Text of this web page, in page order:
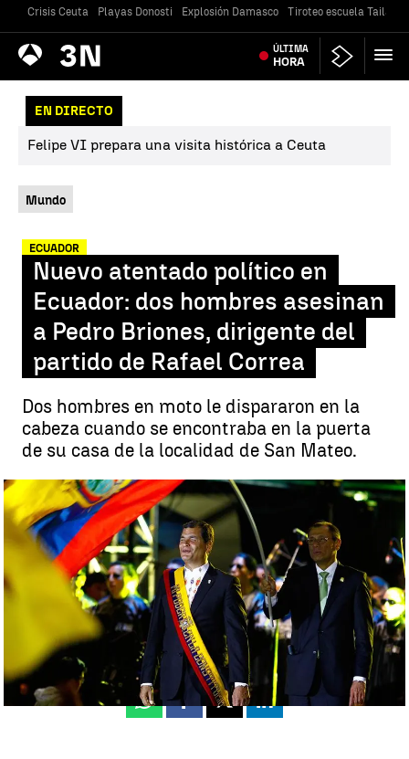
Crisis Ceuta Playas Donosti Explosión Damasco Tiroteo escuela
Antena
3 Noticias ÚLTIMA
HORA
EN DIRECTO
Felipe VI prepara una visita histórica a Ceuta
Mundo
ECUADOR
Nuevo atentado político en
Ecuador: dos hombres asesinan
a Pedro Briones, dirigente del
partido de Rafael Correa
Dos hombres en moto le dispararon en la
cabeza cuando se encontraba en la puerta
de su casa de la localidad de San Mateo.
Nuevo atentado político en Ecuador |EFE
María Gil
Publicado:
15 de agosto de 2023, 15:25
WhatsappFacebook
X Linkedin